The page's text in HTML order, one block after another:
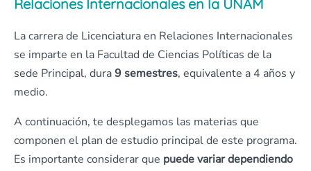
Relaciones Internacionales en la UNAM
La carrera de Licenciatura en Relaciones Internacionales
se imparte en la Facultad de Ciencias Políticas de la
sede Principal, dura9 semestres, equivalente a 4 años y
medio.
A continuación, te desplegamos las materias que
componen el plan de estudio principal de este programa.
Es importante considerar que puede variar dependiendo